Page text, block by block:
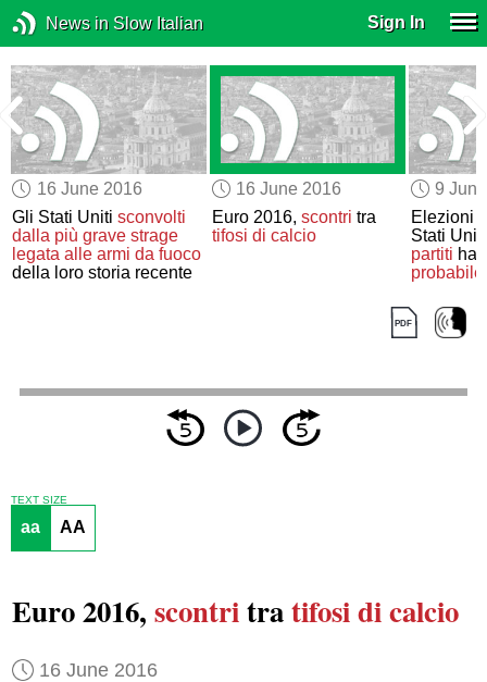
News in Slow Italian Sign In
16 June 2016
Gli Stati Unitisconvolti
dalla più grave strage
legata alle armi da fuoco
della loro storia recente
16 June 2016
Euro 2016, scontri tra
tifosi di calcio
9
Elezioni
Stati
partiti
TEXT SIZE
aa AA
Euro 2016, scontritratifosi di calcio
16 June 2016